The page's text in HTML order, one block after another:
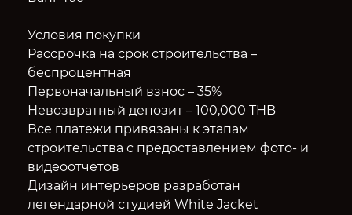
Условия покупки
Рассрочка на срок строительства –
беспроцентная
Первоначальный взнос – 35%
Невозвратный депозит – 100,000 THB
Все платежи привязаны к этапам
строительства с предоставлением фото- и
видеоотчётов
Дизайн интерьеров разработан
легендарной студией White Jacket